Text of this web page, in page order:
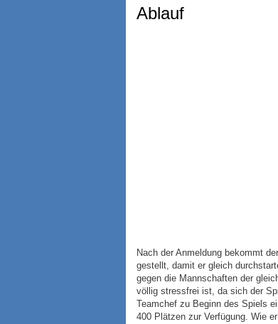
Ablauf
Nach der Anmeldung bekommt
gestellt, damit er gleich
gegen die Mannschaften der
völlig stressfrei ist, da sich der
Teamchef zu Beginn des Spiels
400 Plätzen zur Verfügung. Wie